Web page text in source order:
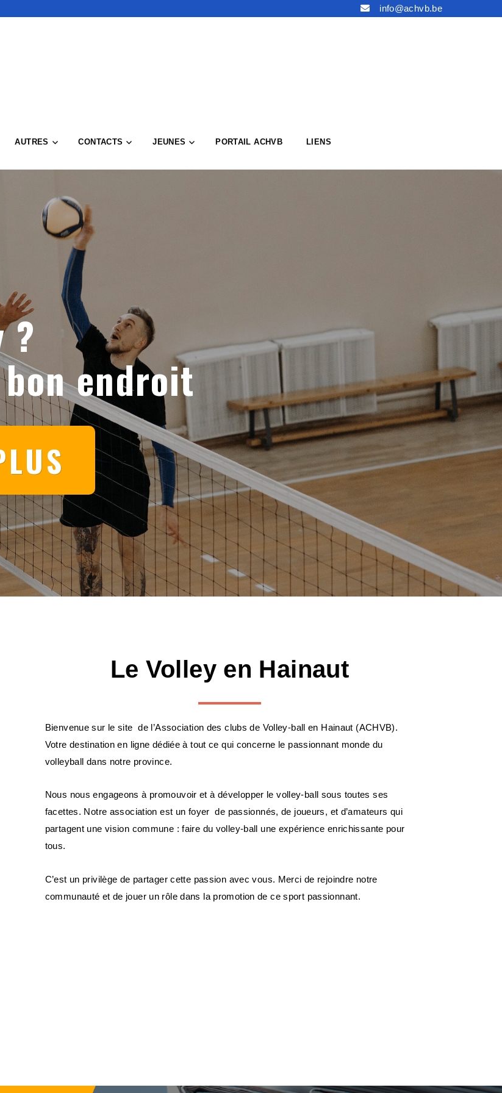
info@achvb.be
AUTRES CONTACTS JEUNES PORTAIL ACHVB LIENS
?
endroit
Le Volley en Hainaut
Bienvenue sur le site de l’Association des clubs de Volley-ball en Hainaut (ACHVB).
Votre destination en ligne dédiée à tout ce qui concerne le passionnant monde du
volleyball dans notre province.
Nous nous engageons à promouvoir et à développer le volley-ball sous toutes ses
facettes. Notre association est un foyer de passionnés, de joueurs, et d’amateurs qui
partagent une vision commune : faire du volley-ball une expérience enrichissante pour
tous.
C’est un privilège de partager cette passion avec vous. Merci de rejoindre notre
communauté et de jouer un rôle dans la promotion de ce sport passionnant.